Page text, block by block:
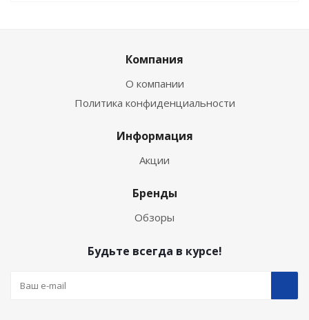
Компания
О компании
Политика конфиденциальности
Информация
Акции
Бренды
Обзоры
Будьте всегда в курсе!